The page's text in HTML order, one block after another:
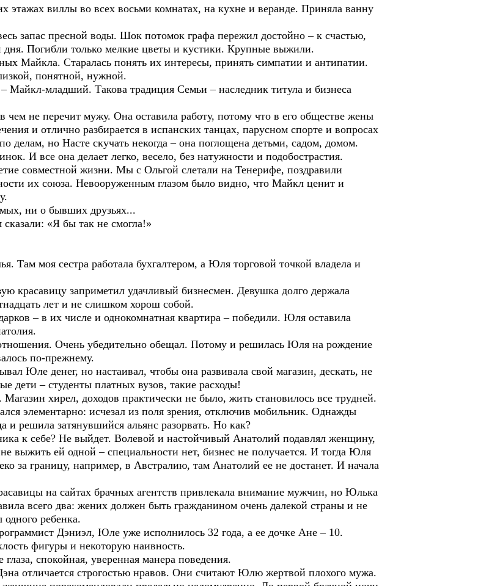
этажах виллы во всех восьми комнатах, на кухне и веранде. Приняла ванну
запас пресной воды. Шок потомок графа пережил достойно – к счастью,
дня. Погибли только мелкие цветы и кустики. Крупные выжили.
Майкла. Старалась понять их интересы, принять симпатии и антипатии.
понятной, нужной.
Майкл-младший. Такова традиция Семьи – наследник титула и бизнеса
чем не перечит мужу. Она оставила работу, потому что в его обществе жены
и отлично разбирается в испанских танцах, парусном спорте и вопросах
делам, но Насте скучать некогда – она поглощена детьми, садом, домом.
И все она делает легко, весело, без натужности и подобострастия.
совместной жизни. Мы с Ольгой слетали на Тенерифе, поздравили
их союза. Невооруженным глазом было видно, что Майкл ценит и
ни о бывших друзьях...
«Я бы так не смогла!»
Там моя сестра работала бухгалтером, а Юля торговой точкой владела и
красавицу заприметил удачливый бизнесмен. Девушка долго держала
лет и не слишком хорош собой.
– в их числе и однокомнатная квартира – победили. Юля оставила
Очень убедительно обещал. Потому и решилась Юля на рождение
по-прежнему.
Юле денег, но настаивал, чтобы она развивала свой магазин, дескать, не
дети – студенты платных вузов, такие расходы!
хирел, доходов практически не было, жить становилось все трудней.
элементарно: исчезал из поля зрения, отключив мобильник. Однажды
решила затянувшийся альянс разорвать. Но как?
к себе? Не выйдет. Волевой и настойчивый Анатолий подавлял женщину,
выжить ей одной – специальности нет, бизнес не получается. И тогда Юля
за границу, например, в Австралию, там Анатолий ее не достанет. И начала
на сайтах брачных агентств привлекала внимание мужчин, но Юлька
всего два: жених должен быть гражданином очень далекой страны и не
ребенка.
Дэниэл, Юле уже исполнилось 32 года, а ее дочке Ане – 10.
фигуры и некоторую наивность.
спокойная, уверенная манера поведения.
отличается строгостью нравов. Они считают Юлю жертвой плохого мужа.